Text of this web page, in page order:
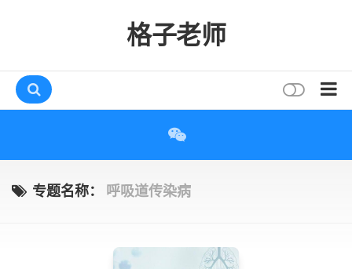
格子老师
互动
专题名称： 呼吸道传染病